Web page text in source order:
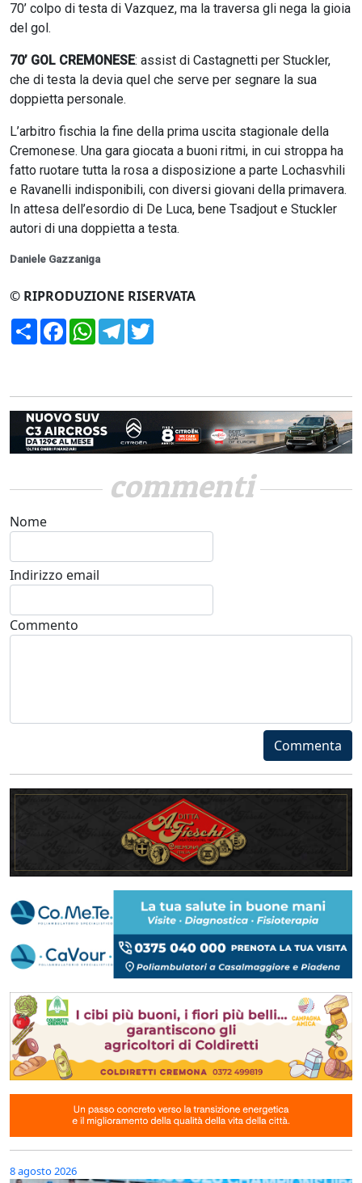
70’ colpo di testa di Vazquez, ma la traversa gli nega la gioia
del gol.
70’ GOL CREMONESE: assist di Castagnetti per Stuckler,
che di testa la devia quel che serve per segnare la sua
doppietta personale.
L’arbitro fischia la fine della prima uscita stagionale della
Cremonese. Una gara giocata a buoni ritmi, in cui stroppa ha
fatto ruotare tutta la rosa a disposizione a parte Lochasvhili
e Ravanelli indisponibili, con diversi giovani della primavera.
In attesa dell’esordio di De Luca, bene Tsadjout e Stuckler
autori di una doppietta a testa.
Daniele Gazzaniga
© RIPRODUZIONE RISERVATA
CondividiFacebookWhatsApp
Telegram
commenti
Nome
Indirizzo email
Commento
Commenta
8 agosto 2026